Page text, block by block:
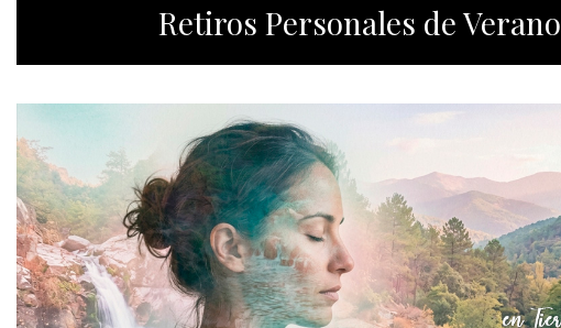
Retiros Personales de Verano